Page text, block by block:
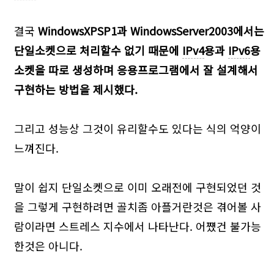
결국 WindowsXPSP1과 WindowsServer2003에서는
단일소켓으로 처리할수 없기 때문에 IPv4용과 IPv6용
소켓을 따로 생성하며 응용프로그램에서 잘 설계해서
구현하는 방법을 제시했다.
그리고 성능상 그것이 유리할수도 있다는 식의 억양이
느껴진다.
말이 쉽지 단일소켓으로 이미 오래전에 구현되었던 것
을 그렇게 구현하려면 골치좀 아플거란것은 겪어볼 사
람이라면 스트레스 지수에서 나타난다. 어쩄건 불가능
한것은 아니다.